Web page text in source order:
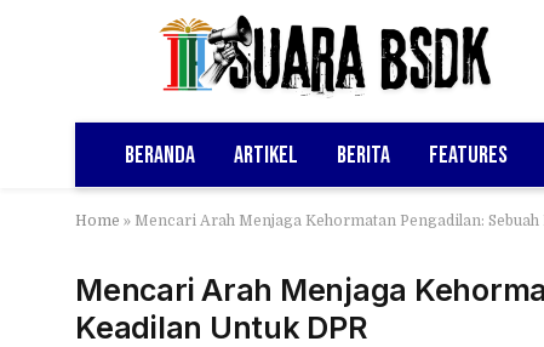
Beranda Artikel Berita Features
Home » Mencari Arah Menjaga Kehormatan Pengadilan: Sebuah
Mencari Arah Menjaga
Keadilan Untuk DPR